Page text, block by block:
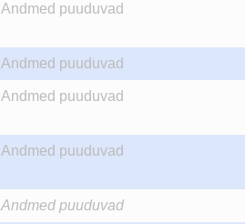
Andmed puuduvad
Andmed puuduvad
Andmed puuduvad
Andmed puuduvad
Andmed puuduvad